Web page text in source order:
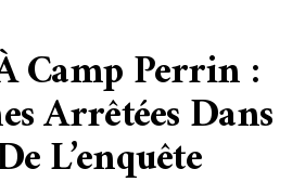
Camp Perrin :
Arrêtées Dans
L’enquête